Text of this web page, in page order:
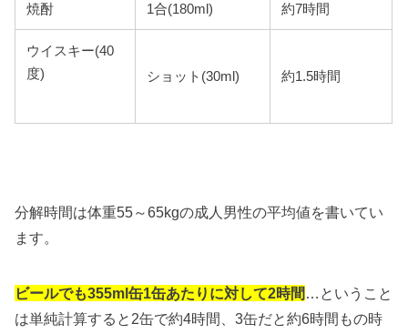
焼酎 1合(180ml) 約7時間
ウイスキー(40
度)
ショット(30ml) 約1.5時間
分解時間は体重55～65kgの成人男性の平均値を書いてい
ます。
ビールでも355ml缶1缶あたりに対して2時間 …ということ
は単純計算すると2缶で約4時間、3缶だと約6時間もの時